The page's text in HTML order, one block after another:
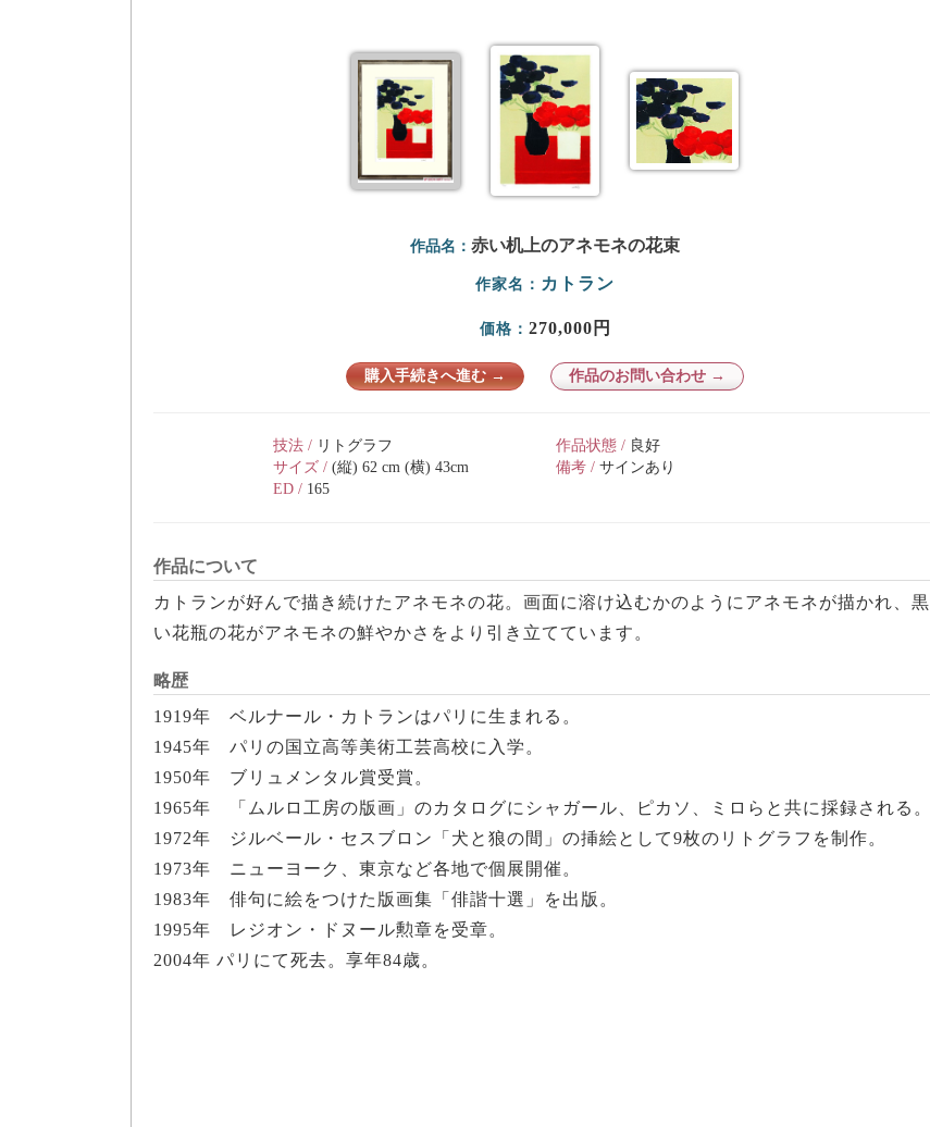
作品名： 赤い机上のアネモネの花束
作家名： カトラン
価格： 270,000円
購入手続きへ進む → 作品のお問い合わせ →
技法 / リトグラフ
サイズ / (縦) 62 cm (横) 43cm
ED / 165
作品状態 / 良好
備考 / サインあり
作品について
カトランが好んで描き続けたアネモネの花。画面に溶け込むかのようにアネモネが描かれ、黒
い花瓶の花がアネモネの鮮やかさをより引き立てています。
略歴
1919年 ベルナール・カトランはパリに生まれる。
1945年 パリの国立高等美術工芸高校に入学。
1950年 ブリュメンタル賞受賞。
1965年 「ムルロ工房の版画」のカタログにシャガール、ピカソ、ミロらと共に採録される。
1972年 ジルベール・セスブロン「犬と狼の間」の挿絵として9枚のリトグラフを制作。
1973年 ニューヨーク、東京など各地で個展開催。
1983年 俳句に絵をつけた版画集「俳諧十選」を出版。
1995年 レジオン・ドヌール勲章を受章。
2004年 パリにて死去。享年84歳。